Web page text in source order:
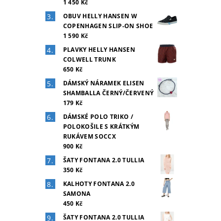
1 450 Kč
OBUV HELLY HANSEN W
COPENHAGEN SLIP-ON SHOE
1 590 Kč
PLAVKY HELLY HANSEN
COLWELL TRUNK
650 Kč
DÁMSKÝ NÁRAMEK ELISEN
SHAMBALLA ČERNÝ/ČERVENÝ
179 Kč
DÁMSKÉ POLO TRIKO /
POLOKOŠILE S KRÁTKÝM
RUKÁVEM SOCCX
900 Kč
ŠATY FONTANA 2.0 TULLIA
350 Kč
KALHOTY FONTANA 2.0
SAMONA
450 Kč
ŠATY FONTANA 2.0 TULLIA